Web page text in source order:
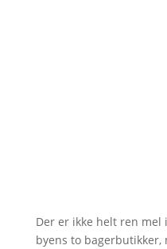
Der er ikke helt ren mel
byens to bagerbutikker,